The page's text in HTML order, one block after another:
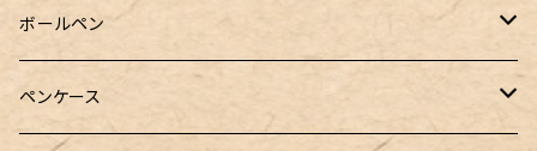
Pelikan（ペリカン）
PILOT（パイロット）
ボールペン
オリジナルボールペン
ペンケース